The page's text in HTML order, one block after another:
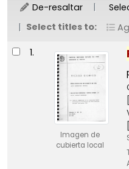
De-resaltar
Select titles to:
Resultados
1.
Imagen de
cubierta local